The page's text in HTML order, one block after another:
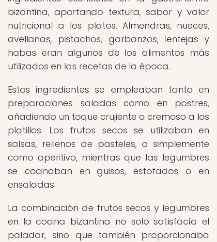
bizantina, aportando textura, sabor y valor
nutricional a los platos. Almendras, nueces,
avellanas, pistachos, garbanzos, lentejas y
habas eran algunos de los alimentos más
utilizados en las recetas de la época.
Estos ingredientes se empleaban tanto en
preparaciones saladas como en postres,
añadiendo un toque crujiente o cremoso a los
platillos. Los frutos secos se utilizaban en
salsas, rellenos de pasteles, o simplemente
como aperitivo, mientras que las legumbres
se cocinaban en guisos, estofados o en
ensaladas.
La combinación de frutos secos y legumbres
en la cocina bizantina no solo satisfacía el
paladar, sino que también proporcionaba